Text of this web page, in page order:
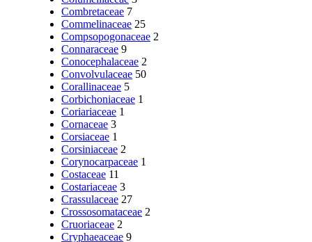
Combretaceae 7
Commelinaceae 25
Compsopogonaceae 2
Connaraceae 9
Conocephalaceae 2
Convolvulaceae 50
Corallinaceae 5
Corbichoniaceae 1
Coriariaceae 1
Cornaceae 3
Corsiaceae 1
Corsiniaceae 2
Corynocarpaceae 1
Costaceae 11
Costariaceae 3
Crassulaceae 27
Crossosomataceae 2
Cruoriaceae 2
Cryphaeaceae 9